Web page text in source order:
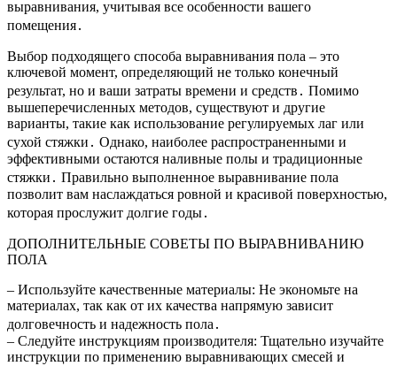
выравнивания, учитывая все особенности вашего
помещения․
Выбор подходящего способа выравнивания пола – это
ключевой момент, определяющий не только конечный
результат, но и ваши затраты времени и средств․ Помимо
вышеперечисленных методов, существуют и другие
варианты, такие как использование регулируемых лаг или
сухой стяжки․ Однако, наиболее распространенными и
эффективными остаются наливные полы и традиционные
стяжки․ Правильно выполненное выравнивание пола
позволит вам наслаждаться ровной и красивой поверхностью,
которая прослужит долгие годы․
ДОПОЛНИТЕЛЬНЫЕ СОВЕТЫ ПО ВЫРАВНИВАНИЮ
ПОЛА
– Используйте качественные материалы: Не экономьте на
материалах, так как от их качества напрямую зависит
долговечность и надежность пола․
– Следуйте инструкциям производителя: Тщательно изучайте
инструкции по применению выравнивающих смесей и